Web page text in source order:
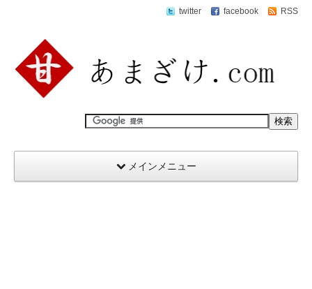
twitter facebook RSS
メインメニュー